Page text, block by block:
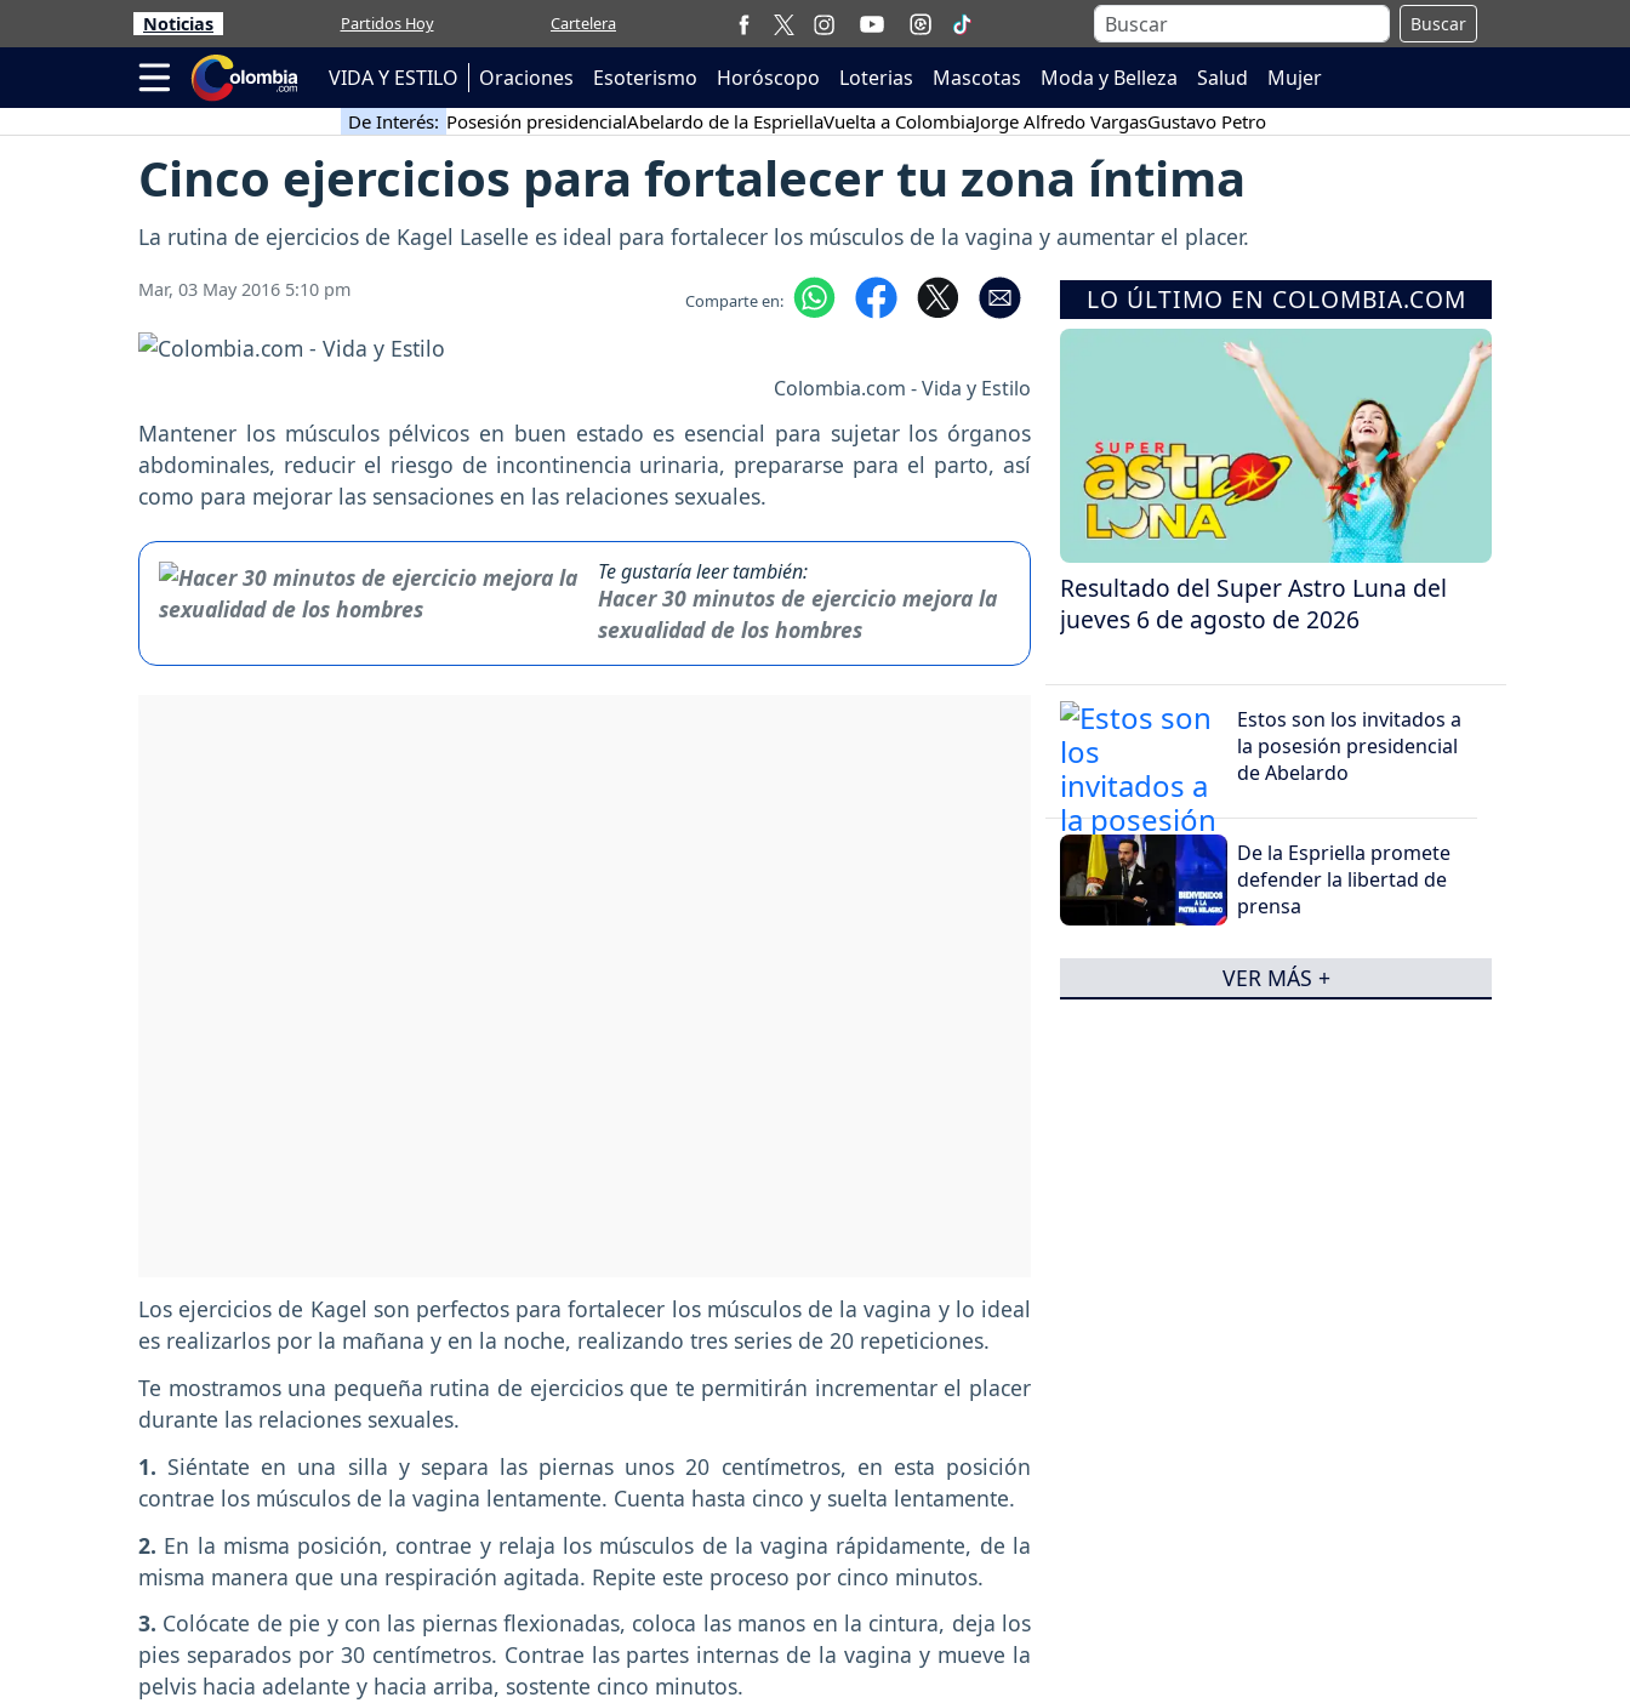
Noticias Partidos Hoy Cartelera Buscar
VIDA Y ESTILO Oraciones Esoterismo Horóscopo Loterias Mascotas Moda y Belleza Salud Mujer
De Interés: Posesión presidencialAbelardo de la EspriellaVuelta a ColombiaJorge Alfredo VargasGustavo Petro
Cinco ejercicios para fortalecer tu zona íntima
La rutina de ejercicios de Kagel Laselle es ideal para fortalecer los músculos de la vagina y aumentar el placer.
Mar, 03 May 2016 5:10 pm Comparte en:
Colombia.com - Vida y Estilo
Mantener los músculos pélvicos en buen estado es esencial para sujetar los órganos
abdominales, reducir el riesgo de incontinencia urinaria, prepararse para el parto, así
como para mejorar las sensaciones en las relaciones sexuales.
Te gustaría leer también:
Hacer 30 minutos de ejercicio mejora la
sexualidad de los hombres
Los ejercicios de Kagel son perfectos para fortalecer los músculos de la vagina y lo ideal
es realizarlos por la mañana y en la noche, realizando tres series de 20 repeticiones.
Te mostramos una pequeña rutina de ejercicios que te permitirán incrementar el placer
durante las relaciones sexuales.
1. Siéntate en una silla y separa las piernas unos 20 centímetros, en esta posición
contrae los músculos de la vagina lentamente. Cuenta hasta cinco y suelta lentamente.
2. En la misma posición, contrae y relaja los músculos de la vagina rápidamente, de la
misma manera que una respiración agitada. Repite este proceso por cinco minutos.
3. Colócate de pie y con las piernas flexionadas, coloca las manos en la cintura, deja los
pies separados por 30 centímetros. Contrae las partes internas de la vagina y mueve la
pelvis hacia adelante y hacia arriba, sostente cinco minutos.
LO ÚLTIMO EN COLOMBIA.COM
Resultado del Super Astro Luna del
jueves 6 de agosto de 2026
Estos son los invitados a
la posesión presidencial
de Abelardo
De la Espriella promete
defender la libertad de
prensa
VER MÁS +